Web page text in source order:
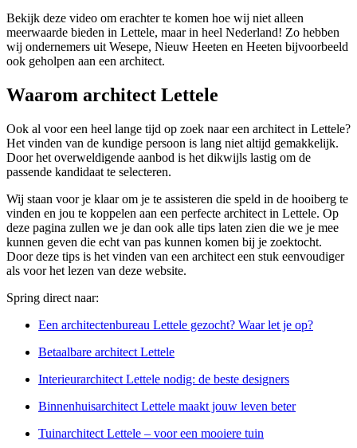
Bekijk deze video om erachter te komen hoe wij niet alleen
meerwaarde bieden in Lettele, maar in heel Nederland! Zo hebben
wij ondernemers uit Wesepe, Nieuw Heeten en Heeten bijvoorbeeld
ook geholpen aan een architect.
Waarom architect Lettele
Ook al voor een heel lange tijd op zoek naar een architect in Lettele?
Het vinden van de kundige persoon is lang niet altijd gemakkelijk.
Door het overweldigende aanbod is het dikwijls lastig om de
passende kandidaat te selecteren.
Wij staan voor je klaar om je te assisteren die speld in de hooiberg te
vinden en jou te koppelen aan een perfecte architect in Lettele. Op
deze pagina zullen we je dan ook alle tips laten zien die we je mee
kunnen geven die echt van pas kunnen komen bij je zoektocht.
Door deze tips is het vinden van een architect een stuk eenvoudiger
als voor het lezen van deze website.
Spring direct naar:
Een architectenbureau Lettele gezocht? Waar let je op?
Betaalbare architect Lettele
Interieurarchitect Lettele nodig: de beste designers
Binnenhuisarchitect Lettele maakt jouw leven beter
Tuinarchitect Lettele – voor een mooiere tuin